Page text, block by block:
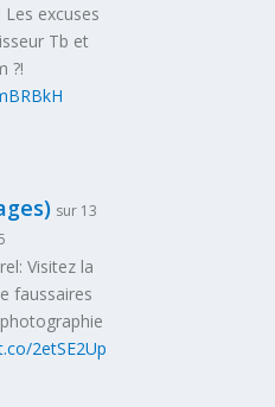
excuses
Tb et
?!
sur 13
Visitez la
faussaires
2etSE2Up